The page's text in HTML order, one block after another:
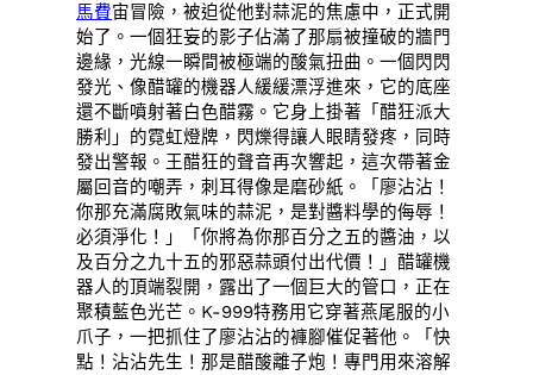
馬費宙冒險，被迫從他對蒜泥的焦慮中，正式開
始了。一個狂妄的影子佔滿了那扇被撞破的牆門
邊緣，光線一瞬間被極端的酸氣扭曲。一個閃閃
發光、像醋罐的機器人緩緩漂浮進來，它的底座
還不斷噴射著白色醋霧。它身上掛著「醋狂派大
勝利」的霓虹燈牌，閃爍得讓人眼睛發疼，同時
發出警報。王醋狂的聲音再次響起，這次帶著金
屬回音的嘲弄，刺耳得像是磨砂紙。「廖沾沾！
你那充滿腐敗氣味的蒜泥，是對醬料學的侮辱！
必須淨化！」「你將為你那百分之五的醬油，以
及百分之九十五的邪惡蒜頭付出代價！」醋罐機
器人的頂端裂開，露出了一個巨大的管口，正在
聚積藍色光芒。K-999特務用它穿著燕尾服的小
爪子，一把抓住了廖沾沾的褲腳催促著他。「快
點！沾沾先生！那是醋酸離子炮！專門用來溶解